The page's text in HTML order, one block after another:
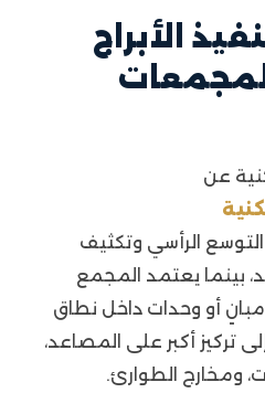
الأبراج
عن
الرأسي وتكثيف
بينما يعتمد المجمع
أو وحدات داخل نطاق
تركيز أكبر على المصاعد،
ومخارج الطوارئ.